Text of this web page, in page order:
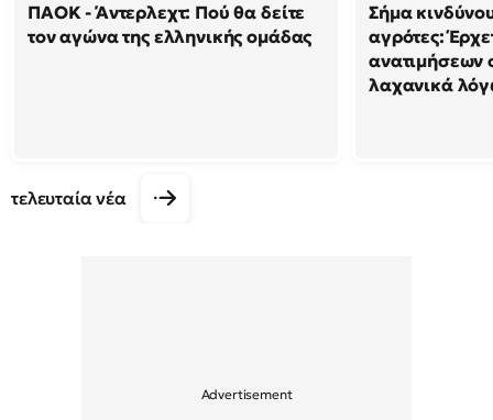
ΠΑΟΚ - Άντερλεχτ: Πού θα δείτε
τον αγώνα της ελληνικής ομάδας
Σήμα
αγρότες:
ανατιμήσεων
λαχανικά
τελευταία νέα